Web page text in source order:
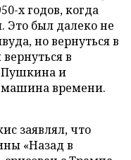
х годов, когда
Это был далеко не
но вернуться в
в
Пушкина и
машина времени.
заявлял, что
«Назад в